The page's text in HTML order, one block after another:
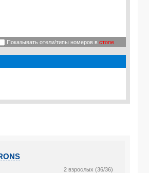
Показывать отели/типы номеров в стопе
2 взрослых (36/36)